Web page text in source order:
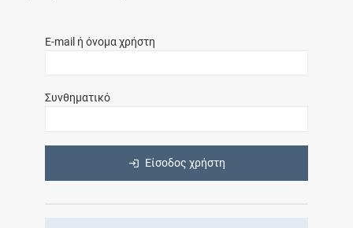
E-mail ή όνομα χρήστη
Συνθηματικό
Είσοδος χρήστη